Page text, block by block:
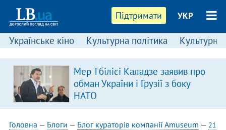
Підтримати УКР
Українське кіно Культурна політика Культурні
Мер Тбілісі Каладзе заявив про
обман України і Грузії з боку
НАТО
Головна — Блоги — Блог кураторів компанії Amuseum — 21